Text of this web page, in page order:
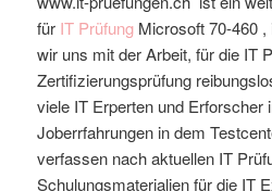
für IT Prüfung Microsoft70-460 ,
wir uns mit der Arbeit, für die IT
Zertifizierungsprüfung
viele IT Erperten und Erforscher
Joberrfahrungen in dem
verfassen nach aktuellen IT
Schulungsmaterialien für die IT